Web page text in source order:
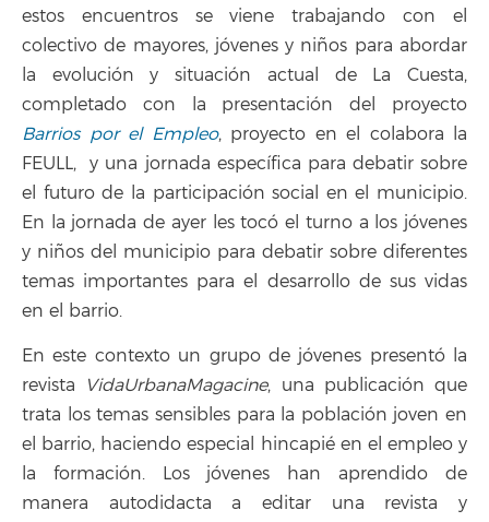
estos encuentros se viene trabajando con el
colectivo de mayores, jóvenes y niños para abordar
la evolución y situación actual de La Cuesta,
completado con la presentación del proyecto
Barrios por el Empleo, proyecto en el colabora la
FEULL, y una jornada específica para debatir sobre
el futuro de la participación social en el municipio.
En la jornada de ayer les tocó el turno a los jóvenes
y niños del municipio para debatir sobre diferentes
temas importantes para el desarrollo de sus vidas
en el barrio.
En este contexto un grupo de jóvenes presentó la
revista
VidaUrbanaMagacine, una publicación que
trata los temas sensibles para la población joven en
el barrio, haciendo especial hincapié en el empleo y
la formación. Los jóvenes han aprendido de
manera autodidacta a editar una revista y